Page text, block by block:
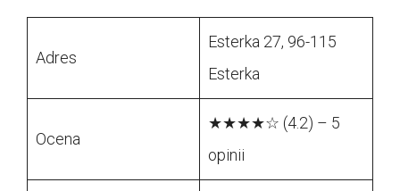
Adres
Esterka 27, 96-115
Esterka
Ocena
★★★★☆ (4.2) – 5
opinii